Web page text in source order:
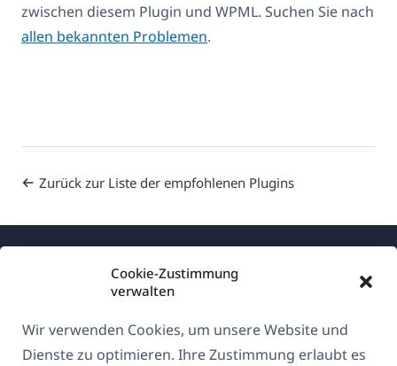
Cookie-Zustimmung
verwalten
Wir verwenden Cookies, um unsere Website und
Dienste zu optimieren. Ihre Zustimmung erlaubt es
zwischen diesem Plugin und WPML. Suchen Sie nach
allen bekannten Problemen.
Zurück zur Liste der empfohlenen Plugins
Über WPML